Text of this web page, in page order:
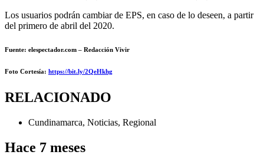
Los usuarios podrán cambiar de EPS, en caso de lo deseen, a partir
del primero de abril del 2020.
Fuente: elespectador.com – Redacción Vivir
Foto Cortesía: https://bit.ly/2QeHkhg
RELACIONADO
Cundinamarca, Noticias, Regional
Hace 7 meses